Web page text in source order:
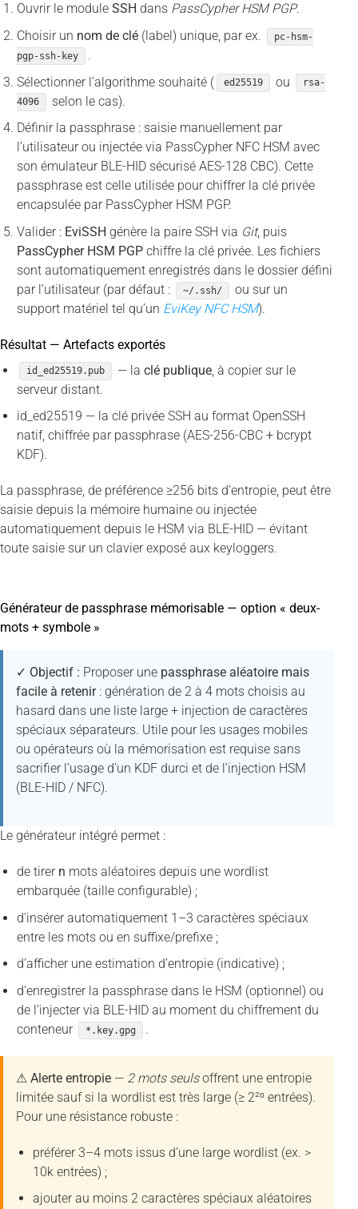
Ouvrir le module SSH dans PassCypher HSM PGP.
Choisir un nom de clé(label) unique, par ex.
pc-hsm-
pgp-ssh-key
.
Sélectionner l’algorithme souhaité (
ed25519 ou
rsa-
4096
selon le cas).
Définir la passphrase : saisie manuellement par
l’utilisateur ou injectée via PassCypher NFC HSM avec
son émulateur BLE-HID sécurisé AES-128 CBC). Cette
passphrase est celle utilisée pour chiffrer la clé privée
encapsulée par PassCypher HSM PGP.
Valider : EviSSH génère la paire SSH via Git, puis
PassCypher HSM PGPchiffre la clé privée. Les fichiers
sont automatiquement enregistrés dans le dossier défini
par l’utilisateur (par défaut :
~/.ssh/
ou sur un
support matériel tel qu’un EviKey NFC HSM).
Résultat — Artefacts exportés
id_ed25519.pub — laclé publique , à copier sur le
serveur distant.
id_ed25519 — la clé privée SSH au format OpenSSH
natif, chiffrée par passphrase (AES-256-CBC + bcrypt
KDF).
La passphrase, de préférence ≥256 bits d’entropie, peut être
saisie depuis la mémoire humaine ou injectée
automatiquement depuis le HSM via BLE-HID — évitant
toute saisie sur un clavier exposé aux keyloggers.
Générateur de passphrase mémorisable — option « deux-
mots + symbole »
✓ Objectif : Proposer une passphrase aléatoire mais
facile à retenir: génération de 2 à 4 mots choisis au
hasard dans une liste large + injection de caractères
spéciaux séparateurs. Utile pour les usages mobiles
ou opérateurs où la mémorisation est requise sans
sacrifier l’usage d’un KDF durci et de l’injection HSM
(BLE-HID / NFC).
Le générateur intégré permet :
de tirer n mots aléatoires depuis une wordlist
embarquée (taille configurable) ;
d’insérer automatiquement 1–3 caractères spéciaux
entre les mots ou en suffixe/prefixe ;
d’afficher une estimation d’entropie (indicative) ;
d’enregistrer la passphrase dans le HSM (optionnel) ou
de l’injecter via BLE-HID au moment du chiffrement du
conteneur
*.key.gpg .
⚠ Alerte entropie — 2 mots seulsoffrent une entropie
limitée sauf si la wordlist est très large (≥ 2²⁰ entrées).
Pour une résistance robuste :
préférer 3–4 mots issus d’une large wordlist (ex. >
10k entrées) ;
ajouter au moins 2 caractères spéciaux aléatoires